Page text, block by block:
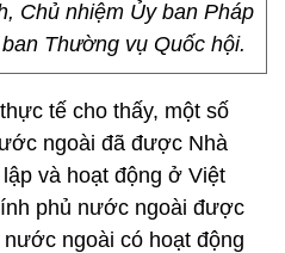
Chủ nhiệm Ủy ban Pháp
Thường vụ Quốc hội.
tế cho thấy, một số
ngoài đã được Nhà
và hoạt động ở Việt
phủ nước ngoài được
ngoài có hoạt động